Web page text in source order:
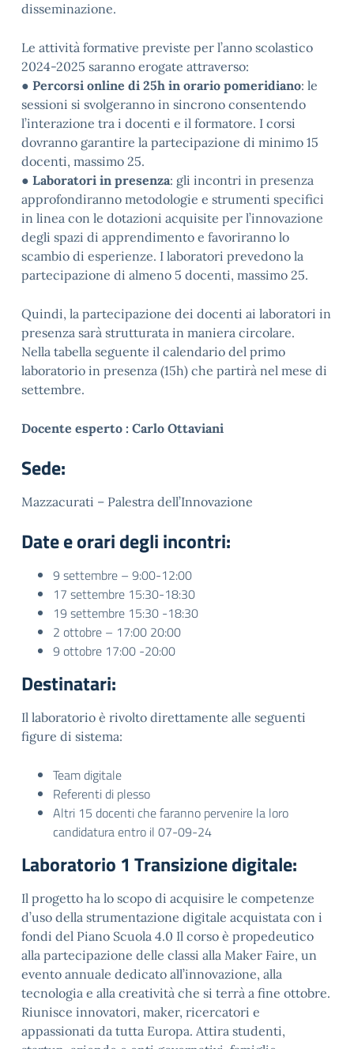
disseminazione.
Le attività formative previste per l’anno scolastico
2024-2025 saranno erogate attraverso:
● Percorsi online di 25h in orario pomeridiano: le
sessioni si svolgeranno in sincrono consentendo
l’interazione tra i docenti e il formatore. I corsi
dovranno garantire la partecipazione di minimo 15
docenti, massimo 25.
● Laboratori in presenza: gli incontri in presenza
approfondiranno metodologie e strumenti specifici
in linea con le dotazioni acquisite per l’innovazione
degli spazi di apprendimento e favoriranno lo
scambio di esperienze. I laboratori prevedono la
partecipazione di almeno 5 docenti, massimo 25.
Quindi, la partecipazione dei docenti ai laboratori in
presenza sarà strutturata in maniera circolare.
Nella tabella seguente il calendario del primo
laboratorio in presenza (15h) che partirà nel mese di
settembre.
Docente esperto : Carlo Ottaviani
Sede:
Mazzacurati – Palestra dell’Innovazione
Date e orari degli incontri:
9 settembre – 9:00-12:00
17 settembre 15:30-18:30
19 settembre 15:30 -18:30
2 ottobre – 17:00 20:00
9 ottobre 17:00 -20:00
Destinatari:
Il laboratorio è rivolto direttamente alle seguenti
figure di sistema:
Team digitale
Referenti di plesso
Altri 15 docenti che faranno pervenire la loro
candidatura entro il 07-09-24
Laboratorio 1 Transizione digitale:
Il progetto ha lo scopo di acquisire le competenze
d’uso della strumentazione digitale acquistata con i
fondi del Piano Scuola 4.0 Il corso è propedeutico
alla partecipazione delle classi alla Maker Faire, un
evento annuale dedicato all’innovazione, alla
tecnologia e alla creatività che si terrà a fine ottobre.
Riunisce innovatori, maker, ricercatori e
appassionati da tutta Europa. Attira studenti,